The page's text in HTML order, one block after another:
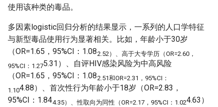
使用该种类的毒品。
多因素logistic回归分析的结果显示，一系列的人口学特征
与新型毒品使用行为显著相关。比如，年龄小于30岁
（OR=1.65，95%CI：1.082.52）、高于大专学历（OR=2.60，
95%CI：1.275.31）、自评HIV感染风险为中高风险
（OR=1.65，95%CI：1.082.51和OR=2.31，95%CI：
1.104.88）、首次性行为年龄小于18岁（OR=2.83，
95%CI：1.844.35）、性取向为同性（OR=2.17，95%CI：1.024.63）